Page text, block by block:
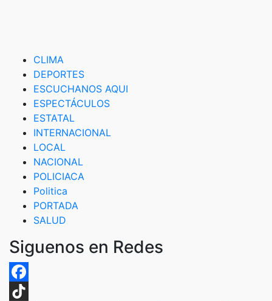
CLIMA
DEPORTES
ESCUCHANOS AQUI
ESPECTÁCULOS
ESTATAL
INTERNACIONAL
LOCAL
NACIONAL
POLICIACA
Politica
PORTADA
SALUD
Siguenos en Redes
Facebook